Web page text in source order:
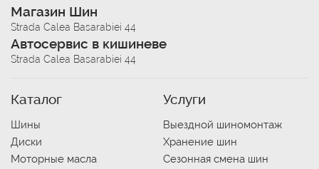
Магазин Шин
Strada Calea Basarabiei 44
Автосервис в кишиневе
Strada Calea Basarabiei 44
Каталог
Шины
Диски
Моторные масла
Услуги
Выездной шиномонтаж
Хранение шин
Сезонная смена шин